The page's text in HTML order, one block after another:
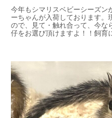
今年もシマリスベビーシーズン
ーちゃんが入荷しております。
ので、見て・触れ合って、今な
仔をお選び頂けますよ！！飼育